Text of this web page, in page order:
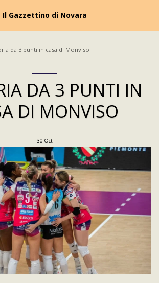
Il Gazzettino di Novara
da 3 punti in casa di Monviso
DA 3 PUNTI IN
DI MONVISO
30 Oct